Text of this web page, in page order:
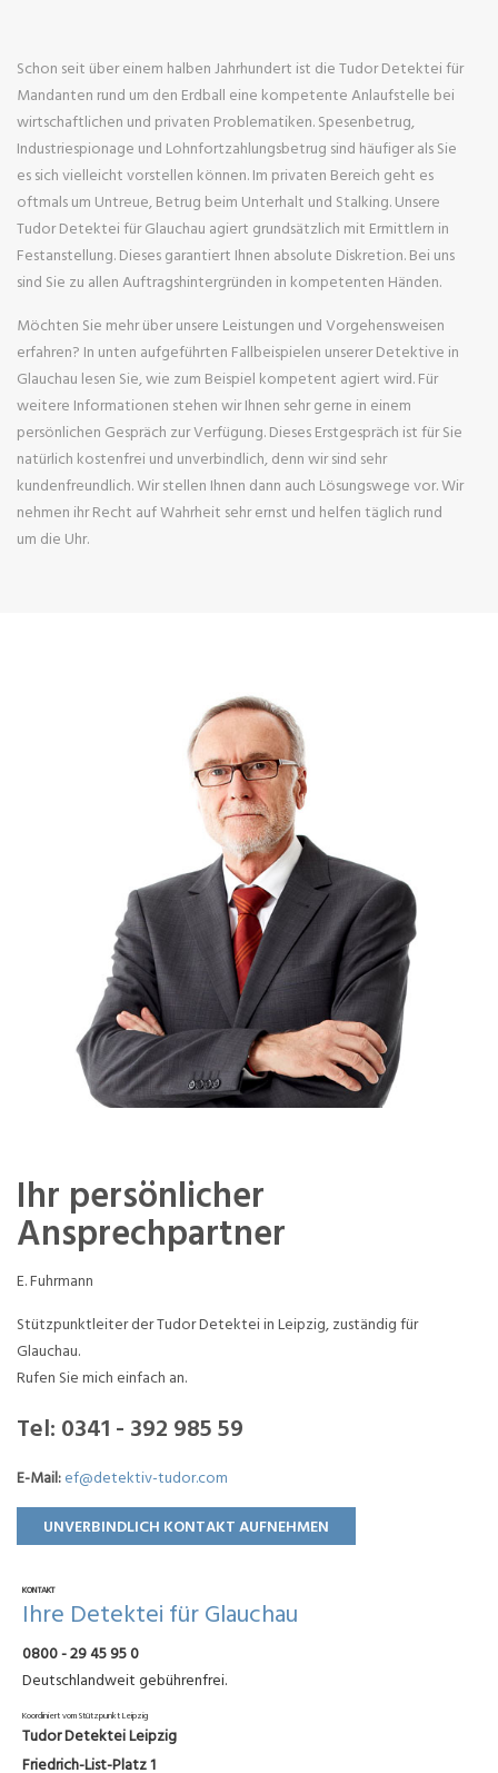
Schon seit über einem halben Jahrhundert ist die Tudor Detektei für
Mandanten rund um den Erdball eine kompetente Anlaufstelle bei
wirtschaftlichen und privaten Problematiken. Spesenbetrug,
Industriespionage und Lohnfortzahlungsbetrug sind häufiger als Sie
es sich vielleicht vorstellen können. Im privaten Bereich geht es
oftmals um Untreue, Betrug beim Unterhalt und Stalking. Unsere
Tudor Detektei für Glauchau agiert grundsätzlich mit Ermittlern in
Festanstellung. Dieses garantiert Ihnen absolute Diskretion. Bei uns
sind Sie zu allen Auftragshintergründen in kompetenten Händen.
Möchten Sie mehr über unsere Leistungen und Vorgehensweisen
erfahren? In unten aufgeführten Fallbeispielen unserer Detektive in
Glauchau lesen Sie, wie zum Beispiel kompetent agiert wird. Für
weitere Informationen stehen wir Ihnen sehr gerne in einem
persönlichen Gespräch zur Verfügung. Dieses Erstgespräch ist für Sie
natürlich kostenfrei und unverbindlich, denn wir sind sehr
kundenfreundlich. Wir stellen Ihnen dann auch Lösungswege vor. Wir
nehmen ihr Recht auf Wahrheit sehr ernst und helfen täglich rund
um die Uhr.
Ihr persönlicher
Ansprechpartner
E. Fuhrmann
Stützpunktleiter der Tudor Detektei in Leipzig, zuständig für
Glauchau.
Rufen Sie mich einfach an.
Tel: 0341 - 392 985 59
E-Mail:ef@detektiv-tudor.com
UNVERBINDLICH KONTAKT AUFNEHMEN
KONTAKT
Ihre Detektei für Glauchau
0800 - 29 45 95 0
Deutschlandweit gebührenfrei.
Koordiniert vom Stützpunkt Leipzig
Tudor Detektei Leipzig
Friedrich-List-Platz 1